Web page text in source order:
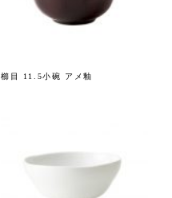
櫛目 11.5小碗 アメ釉